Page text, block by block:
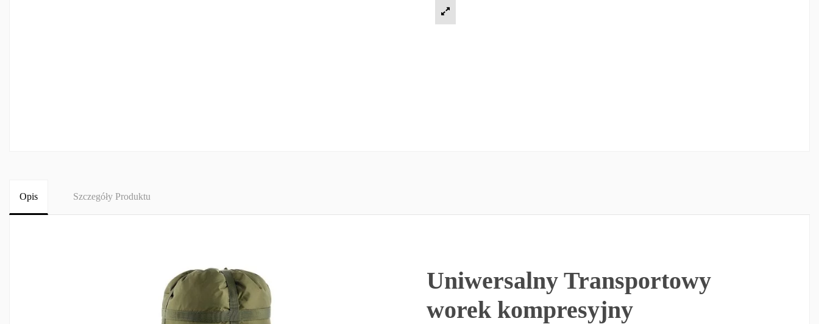
Opis Szczegóły Produktu
Uniwersalny Transportowy
worek kompresyjny